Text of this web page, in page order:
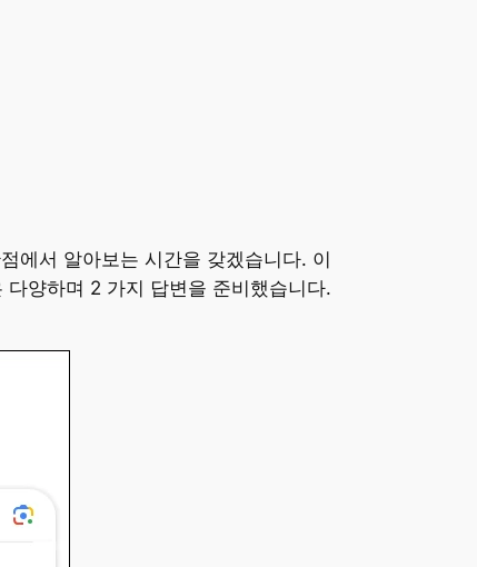
에서 알아보는 시간을 갖겠습니다. 이
양하며 2 가지 답변을 준비했습니다.